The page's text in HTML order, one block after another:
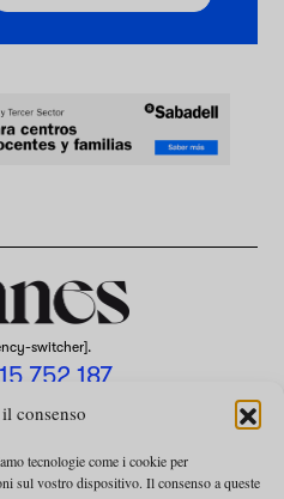
consenso
tecnologie come i cookie per
sul vostro dispositivo. Il consenso a queste
switcher].
752 187